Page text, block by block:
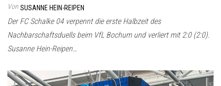
Von SUSANNE HEIN-REIPEN
Der FC Schalke 04 verpennt die erste Halbzeit des
Nachbarschaftsduells beim VfL Bochum und verliert mit 2:0 (2:0).
Susanne Hein-Reipen…